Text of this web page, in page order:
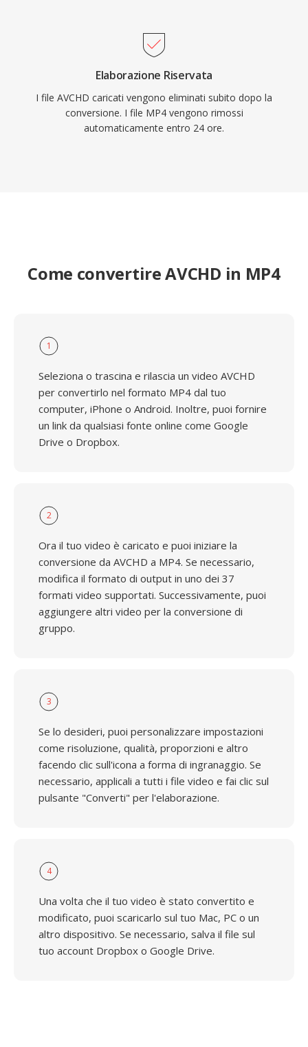
Elaborazione Riservata
I file AVCHD caricati vengono eliminati subito dopo la
conversione. I file MP4 vengono rimossi
automaticamente entro 24 ore.
Come convertire AVCHD in MP4
1
Seleziona o trascina e rilascia un video AVCHD
per convertirlo nel formato MP4 dal tuo
computer, iPhone o Android. Inoltre, puoi fornire
un link da qualsiasi fonte online come Google
Drive o Dropbox.
2
Ora il tuo video è caricato e puoi iniziare la
conversione da AVCHD a MP4. Se necessario,
modifica il formato di output in uno dei 37
formati video supportati. Successivamente, puoi
aggiungere altri video per la conversione di
gruppo.
3
Se lo desideri, puoi personalizzare impostazioni
come risoluzione, qualità, proporzioni e altro
facendo clic sull'icona a forma di ingranaggio. Se
necessario, applicali a tutti i file video e fai clic sul
pulsante "Converti" per l'elaborazione.
4
Una volta che il tuo video è stato convertito e
modificato, puoi scaricarlo sul tuo Mac, PC o un
altro dispositivo. Se necessario, salva il file sul
tuo account Dropbox o Google Drive.